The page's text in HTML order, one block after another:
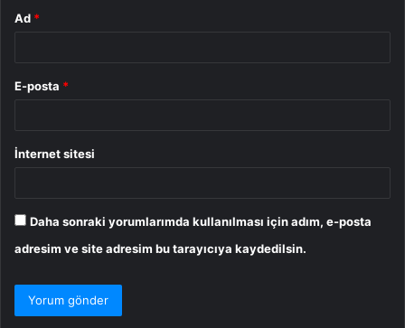
Ad *
E-posta *
İnternet sitesi
Daha sonraki yorumlarımda kullanılması için adım, e-posta
adresim ve site adresim bu tarayıcıya kaydedilsin.